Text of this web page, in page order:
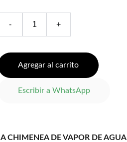
- +
Agregar al carrito
Escribir a WhatsApp
IA CHIMENEA DE VAPOR DE AGUA